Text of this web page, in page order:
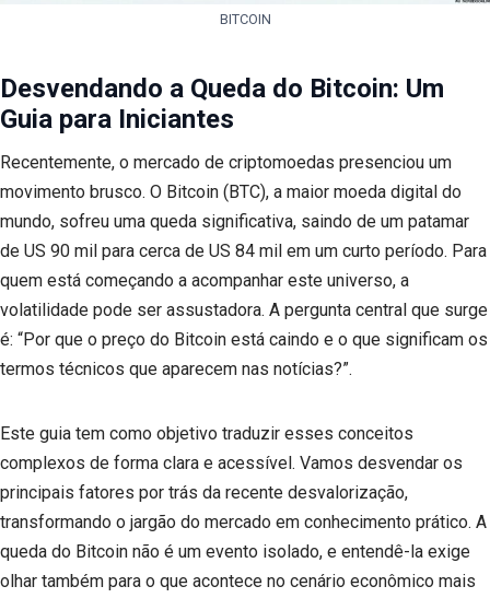
BITCOIN
Desvendando a Queda do Bitcoin: Um
Guia para Iniciantes
Recentemente, o mercado de criptomoedas presenciou um
movimento brusco. O Bitcoin (BTC), a maior moeda digital do
mundo, sofreu uma queda significativa, saindo de um patamar
de US 90 mil para cerca de US 84 mil em um curto período. Para
quem está começando a acompanhar este universo, a
volatilidade pode ser assustadora. A pergunta central que surge
é: “Por que o preço do Bitcoin está caindo e o que significam os
termos técnicos que aparecem nas notícias?”.
Este guia tem como objetivo traduzir esses conceitos
complexos de forma clara e acessível. Vamos desvendar os
principais fatores por trás da recente desvalorização,
transformando o jargão do mercado em conhecimento prático. A
queda do Bitcoin não é um evento isolado, e entendê-la exige
olhar também para o que acontece no cenário econômico mais